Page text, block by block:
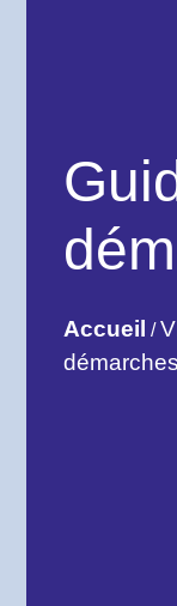
Accueil /
démarches